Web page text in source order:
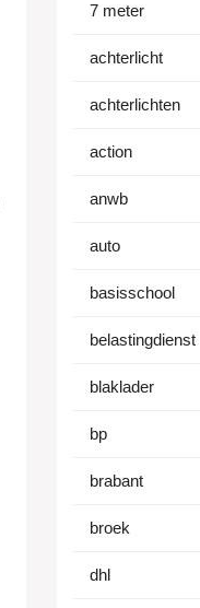
7 meter
achterlicht
achterlichten
action
anwb
auto
basisschool
belastingdienst
blaklader
bp
brabant
broek
dhl